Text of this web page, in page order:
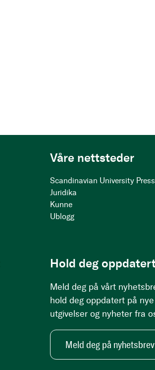
Våre nettsteder
Scandinavian University Press
Juridika
Kunne
Ublogg
Hold deg
Meld deg på vårt
hold deg oppdatert på nye
utgivelser og nyheter fra
Meld deg på nyhetsbrev